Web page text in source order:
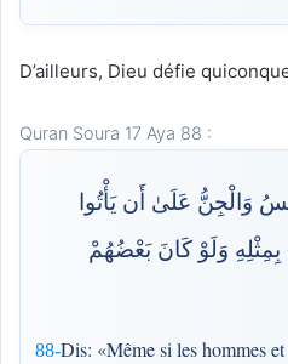
D’ailleurs, Dieu défie
Quran Soura 17 Aya 88 :
وَالْجِنُّ عَلَىٰ أَن يَأْتُوا
بِمِثْلِهِ وَلَوْ كَانَ بَعْضُهُمْ
88-Dis: «Même si les hommes